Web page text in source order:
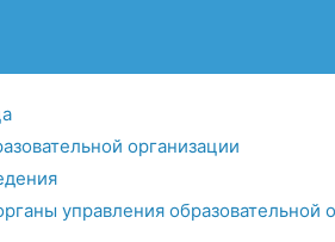
организации
управления образовательной